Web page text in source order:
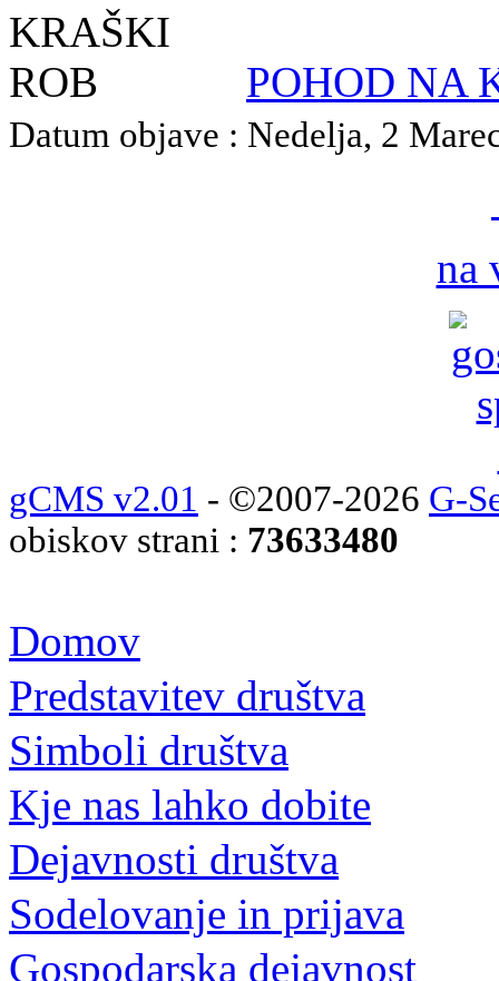
POHOD NA
Datum objave : Nedelja, 2
na
gCMS v2.01 - ©2007-2026 G-
obiskov strani : 73633480
Domov
Predstavitev društva
Simboli društva
Kje nas lahko dobite
Dejavnosti društva
Sodelovanje in prijava
Gospodarska dejavnost